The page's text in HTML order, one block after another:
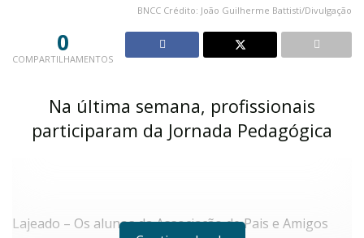
BNCC Crédito: João Guilherme Battisti/Divulgação
0
COMPARTILHAMENTOS
Na última semana, profissionais
participaram da Jornada Pedagógica
Lajeado – Os alunos da Associação de Pais e Amigos